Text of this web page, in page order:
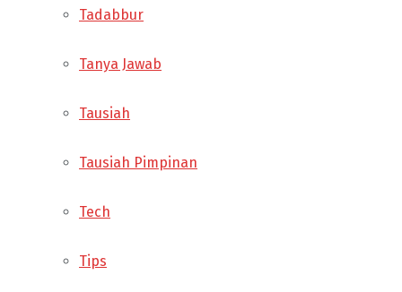
Tadabbur
Tanya Jawab
Tausiah
Tausiah Pimpinan
Tech
Tips